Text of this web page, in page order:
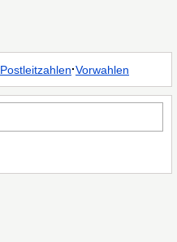
Postleitzahlen·Vorwahlen